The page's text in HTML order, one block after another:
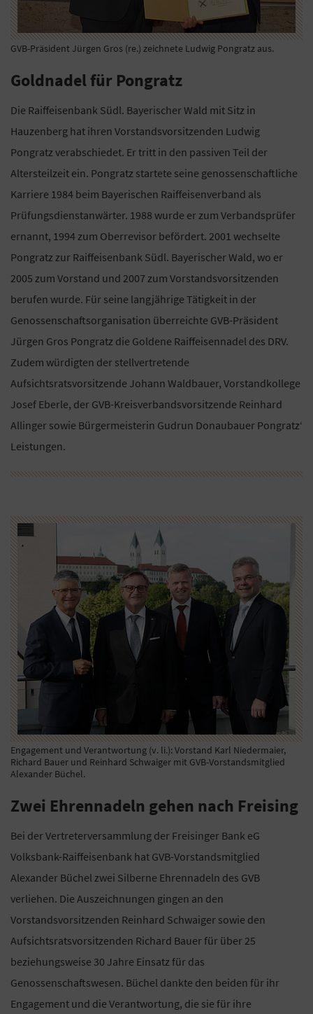
GVB-Präsident Jürgen Gros (re.) zeichnete Ludwig Pongratz aus.
Goldnadel für Pongratz
Die Raiffeisenbank Südl. Bayerischer Wald mit Sitz in
Hauzenberg hat ihren Vorstandsvorsitzenden Ludwig
Pongratz verabschiedet. Er tritt in den passiven Teil der
Altersteilzeit ein. Pongratz startete seine genossenschaftliche
Karriere 1984 beim Bayerischen Raiffeisenverband als
Prüfungsdienstanwärter. 1988 wurde er zum Verbandsprüfer
ernannt, 1994 zum Oberrevisor befördert. 2001 wechselte
Pongratz zur Raiffeisenbank Südl. Bayerischer Wald, wo er
2005 zum Vorstand und 2007 zum Vorstandsvorsitzenden
berufen wurde. Für seine langjährige Tätigkeit in der
Genossenschaftsorganisation überreichte GVB-Präsident
Jürgen Gros Pongratz die Goldene Raiffeisennadel des DRV.
Zudem würdigten der stellvertretende
Aufsichtsratsvorsitzende Johann Waldbauer, Vorstandkollege
Josef Eberle, der GVB-Kreisverbandsvorsitzende Reinhard
Allinger sowie Bürgermeisterin Gudrun Donaubauer Pongratz‘
Leistungen.
Engagement und Verantwortung (v. li.): Vorstand Karl Niedermaier,
Richard Bauer und Reinhard Schwaiger mit GVB-Vorstandsmitglied
Alexander Büchel.
Zwei Ehrennadeln gehen nach Freising
Bei der Vertreterversammlung der Freisinger Bank eG
Volksbank-Raiffeisenbank hat GVB-Vorstandsmitglied
Alexander Büchel zwei Silberne Ehrennadeln des GVB
verliehen. Die Auszeichnungen gingen an den
Vorstandsvorsitzenden Reinhard Schwaiger sowie den
Aufsichtsratsvorsitzenden Richard Bauer für über 25
beziehungsweise 30 Jahre Einsatz für das
Genossenschaftswesen. Büchel dankte den beiden für ihr
Engagement und die Verantwortung, die sie für ihre